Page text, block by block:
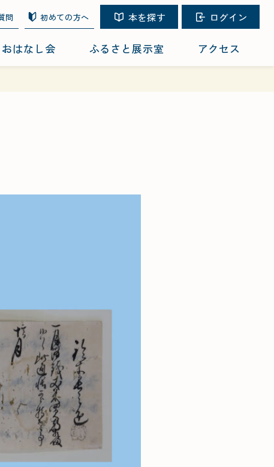
問 初めての方へ 本を探す ログイン
おはなし会 ふるさと展示室 アクセス